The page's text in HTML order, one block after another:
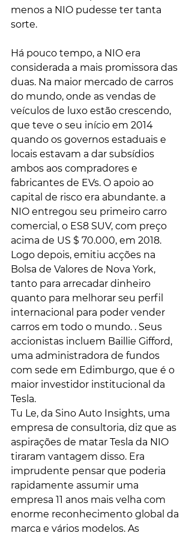
menos a NIO pudesse ter tanta
sorte.
Há pouco tempo, a NIO era
considerada a mais promissora das
duas. Na maior mercado de carros
do mundo, onde as vendas de
veículos de luxo estão crescendo,
que teve o seu início em 2014
quando os governos estaduais e
locais estavam a dar subsídios
ambos aos compradores e
fabricantes de EVs. O apoio ao
capital de risco era abundante. a
NIO entregou seu primeiro carro
comercial, o ES8 SUV, com preço
acima de US $ 70.000, em 2018.
Logo depois, emitiu acções na
Bolsa de Valores de Nova York,
tanto para arrecadar dinheiro
quanto para melhorar seu perfil
internacional para poder vender
carros em todo o mundo. . Seus
accionistas incluem Baillie Gifford,
uma administradora de fundos
com sede em Edimburgo, que é o
maior investidor institucional da
Tesla.
Tu Le, da Sino Auto Insights, uma
empresa de consultoria, diz que as
aspirações de matar Tesla da NIO
tiraram vantagem disso. Era
imprudente pensar que poderia
rapidamente assumir uma
empresa 11 anos mais velha com
enorme reconhecimento global da
marca e vários modelos. As